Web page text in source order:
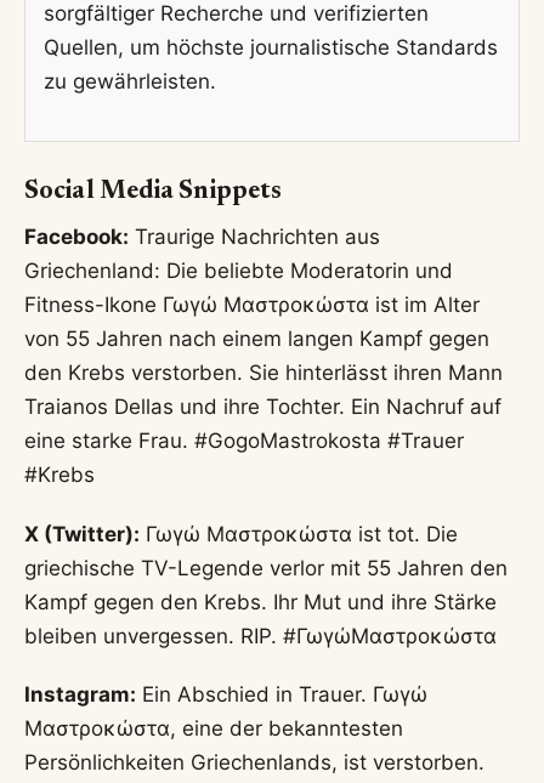
sorgfältiger Recherche und verifizierten
Quellen, um höchste journalistische Standards
zu gewährleisten.
Social Media Snippets
Facebook: Traurige Nachrichten aus
Griechenland: Die beliebte Moderatorin und
Fitness-Ikone Γωγώ Μαστροκώστα ist im Alter
von 55 Jahren nach einem langen Kampf gegen
den Krebs verstorben. Sie hinterlässt ihren Mann
Traianos Dellas und ihre Tochter. Ein Nachruf auf
eine starke Frau. #GogoMastrokosta #Trauer
#Krebs
X (Twitter): Γωγώ Μαστροκώστα ist tot. Die
griechische TV-Legende verlor mit 55 Jahren den
Kampf gegen den Krebs. Ihr Mut und ihre Stärke
bleiben unvergessen. RIP. #ΓωγώΜαστροκώστα
Instagram: Ein Abschied in Trauer. Γωγώ
Μαστροκώστα, eine der bekanntesten
Persönlichkeiten Griechenlands, ist verstorben.